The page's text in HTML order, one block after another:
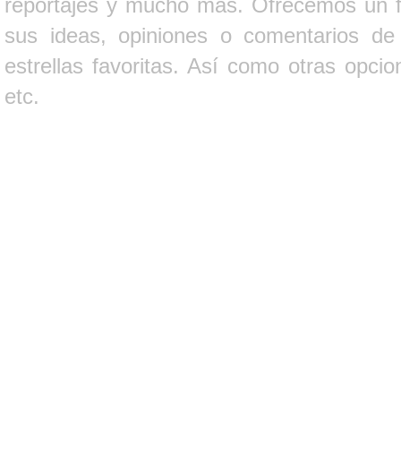
sus ideas, opiniones o comentarios
estrellas favoritas. Así como otras
etc.